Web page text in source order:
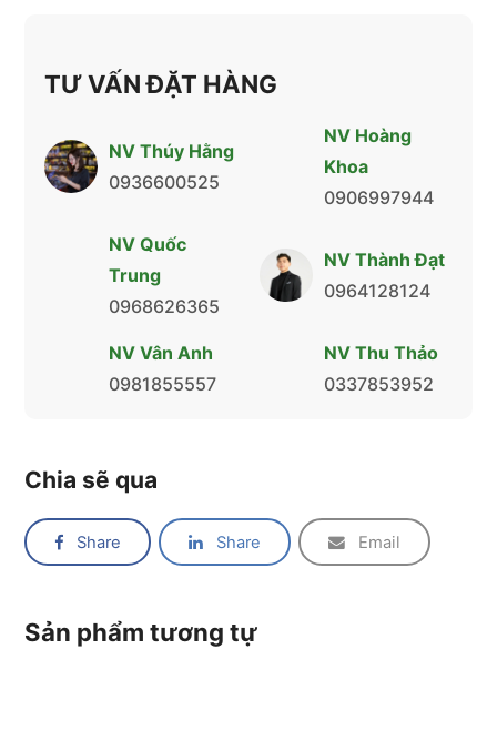
TƯ VẤN ĐẶT HÀNG
NV Thúy Hằng
0936600525
NV Hoàng
Khoa
0906997944
NV Quốc
Trung
0968626365
NV Thành Đạt
0964128124
NV Vân Anh
0981855557
NV Thu Thảo
0337853952
Chia sẽ qua
Share Share Email
Sản phẩm tương tự